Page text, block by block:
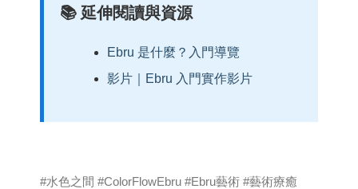
📚 延伸閱讀與資源
Ebru 是什麼？入門導覽
影片｜Ebru 入門實作影片
#水色之間 #ColorFlowEbru #Ebru藝術 #藝術療癒